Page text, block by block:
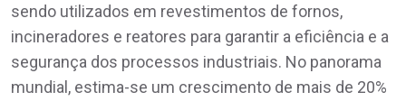
sendo utilizados em revestimentos de fornos,
incineradores e reatores para garantir a eficiência e a
segurança dos processos industriais. No panorama
mundial, estima-se um crescimento de mais de 20%